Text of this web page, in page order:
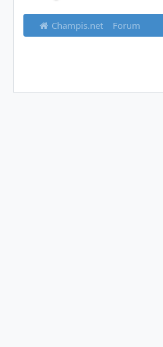
Champis.net Forum